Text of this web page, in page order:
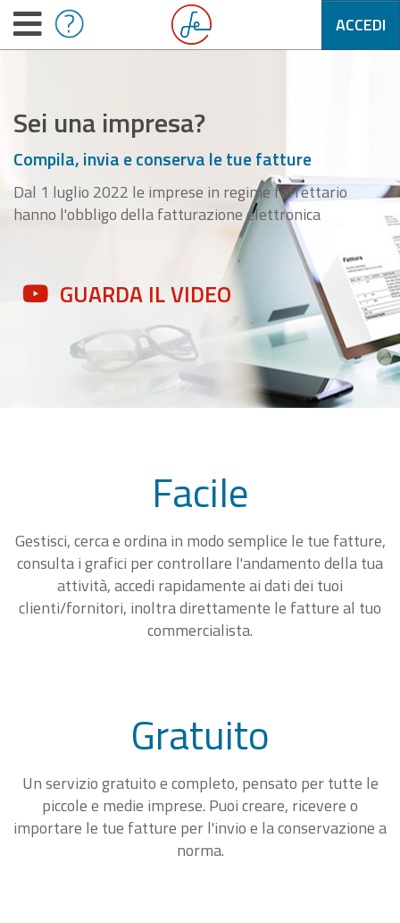
ACCEDI
Sei una impresa?
Compila, invia e conserva le tue fatture
Dal 1 luglio 2022 le imprese in regime forfettario
hanno l'obbligo della fatturazione elettronica
GUARDA IL VIDEO
Facile
Gestisci, cerca e ordina in modo semplice le tue fatture,
consulta i grafici per controllare l'andamento della tua
attività, accedi rapidamente ai dati dei tuoi
clienti/fornitori, inoltra direttamente le fatture al tuo
commercialista.
Gratuito
Un servizio gratuito e completo, pensato per tutte le
piccole e medie imprese. Puoi creare, ricevere o
importare le tue fatture per l'invio e la conservazione a
norma.